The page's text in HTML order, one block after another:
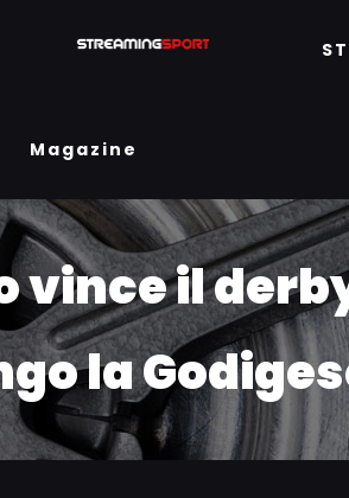
Magazine
vince il
la